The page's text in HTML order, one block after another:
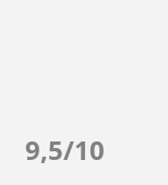
9,5/10